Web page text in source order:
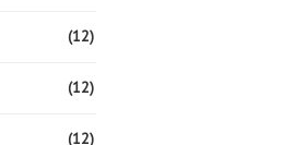
(12)
(12)
(12)